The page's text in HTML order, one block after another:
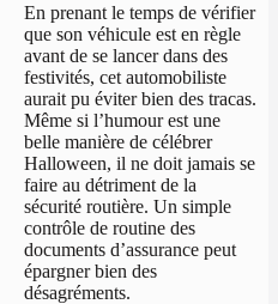
En prenant le temps de vérifier
que son véhicule est en règle
avant de se lancer dans des
festivités, cet automobiliste
aurait pu éviter bien des tracas.
Même si l’humour est une
belle manière de célébrer
Halloween, il ne doit jamais se
faire au détriment de la
sécurité routière. Un simple
contrôle de routine des
documents d’assurance peut
épargner bien des
désagréments.